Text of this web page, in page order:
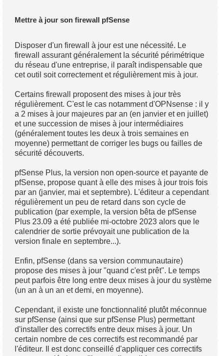
Mettre à jour son firewall pfSense
Disposer d'un firewall à jour est une nécessité. Le
firewall assurant généralement la sécurité périmétrique
du réseau d'une entreprise, il paraît indispensable que
cet outil soit correctement et régulièrement mis à jour.
Certains firewall proposent des mises à jour très
régulièrement. C'est le cas notamment d'OPNsense : il y
a 2 mises à jour majeures par an (en janvier et en juillet)
et une succession de mises à jour intermédiaires
(généralement toutes les deux à trois semaines en
moyenne) permettant de corriger les bugs ou failles de
sécurité découverts.
pfSense Plus, la version non open-source et payante de
pfSense, propose quant à elle des mises à jour trois fois
par an (janvier, mai et septembre). L'éditeur a cependant
régulièrement un peu de retard dans son cycle de
publication (par exemple, la version bêta de pfSense
Plus 23.09 a été publiée mi-octobre 2023 alors que le
calendrier de sortie prévoyait une publication de la
version finale en septembre...).
Enfin, pfSense (dans sa version communautaire)
propose des mises à jour "quand c'est prêt". Le temps
peut parfois être long entre deux mises à jour du système
(un an à un an et demi, en moyenne).
Cependant, il existe une fonctionnalité plutôt méconnue
sur pfSense (ainsi que sur pfSense Plus) permettant
d'installer des correctifs entre deux mises à jour. Un
certain nombre de ces correctifs est recommandé par
l'éditeur. Il est donc conseillé d'appliquer ces correctifs